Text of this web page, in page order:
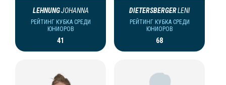
LEHNUNGJOHANNA
РЕЙТИНГ КУБКА СРЕДИ
ЮНИОРОВ
41
DIETERSBERGERLENI
РЕЙТИНГ КУБКА СРЕДИ
ЮНИОРОВ
68